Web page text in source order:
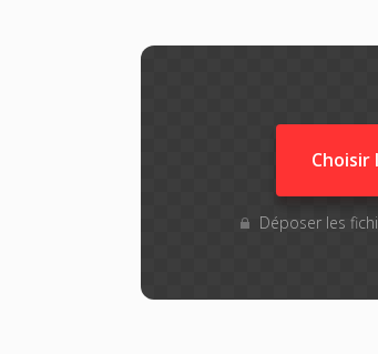
Choisir
Déposer les